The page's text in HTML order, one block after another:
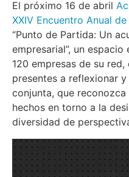
El próximo 16 de abril
XXIV Encuentro Anual
“Punto de Partida: Un
empresarial”, un
120 empresas de su
presentes a reflexionar
conjunta, que
hechos en torno a la
diversidad de